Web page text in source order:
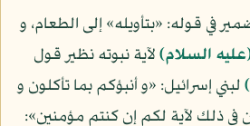
في قوله: «بتأويله» إلى الطعام، و
السلام)لآية نبوته نظير قول
لبني إسرائيل: «و أنبؤكم بما تأكلون و
في ذلك لآية لكم إن كنتم مؤمنين»: